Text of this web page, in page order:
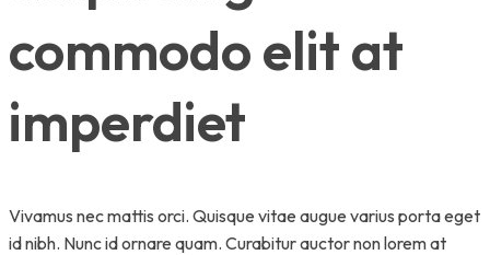
commodo elit at
imperdiet
Vivamus nec mattis orci. Quisque vitae augue varius porta eget
id nibh. Nunc id ornare quam. Curabitur auctor non lorem at